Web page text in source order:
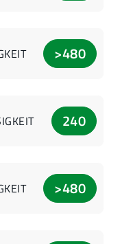
>480
240
>480